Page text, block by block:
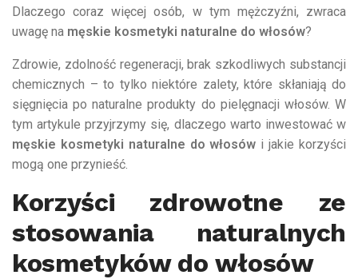
Dlaczego coraz więcej osób, w tym mężczyźni, zwraca
uwagę na męskie kosmetyki naturalne do włosów?
Zdrowie, zdolność regeneracji, brak szkodliwych substancji
chemicznych – to tylko niektóre zalety, które skłaniają do
sięgnięcia po naturalne produkty do pielęgnacji włosów. W
tym artykule przyjrzymy się, dlaczego warto inwestować w
męskie kosmetyki naturalne do włosów i jakie korzyści
mogą one przynieść.
Korzyści zdrowotne ze
stosowania naturalnych
kosmetyków do włosów